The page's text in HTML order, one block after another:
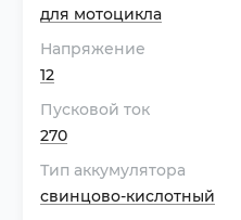
для мотоцикла
Напряжение
12
Пусковой ток
270
Тип аккумулятора
свинцово-кислотный